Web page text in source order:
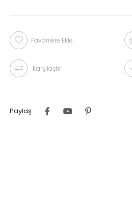
Favorilere Ekle
Karşılaştır
Paylaş :